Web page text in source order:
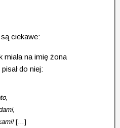
są ciekawe:
miała na imię żona
do niej:
[…]